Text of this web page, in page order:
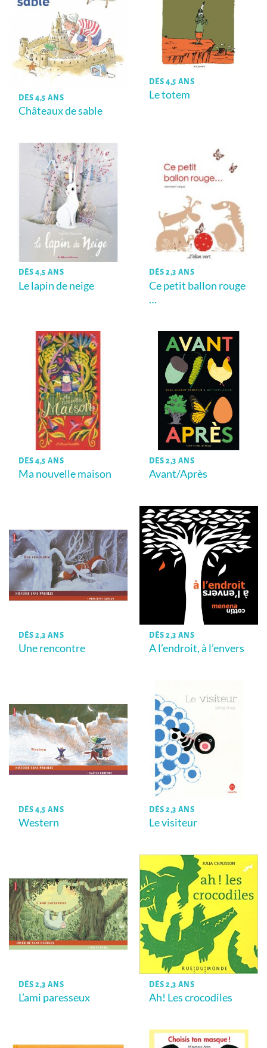
DÈS 4,5 ANS
Châteaux de sable
DÈS 4,5 ANS
Le totem
DÈS 4,5 ANS
Le lapin de neige
DÈS 2,3 ANS
Ce petit ballon rouge
…
DÈS 4,5 ANS
Ma nouvelle maison
DÈS 2,3 ANS
Avant/Après
DÈS 2,3 ANS
Une rencontre
DÈS 2,3 ANS
A l’endroit, à l’envers
DÈS 4,5 ANS
Western
DÈS 2,3 ANS
Le visiteur
DÈS 2,3 ANS
L’ami paresseux
DÈS 2,3 ANS
Ah! Les crocodiles